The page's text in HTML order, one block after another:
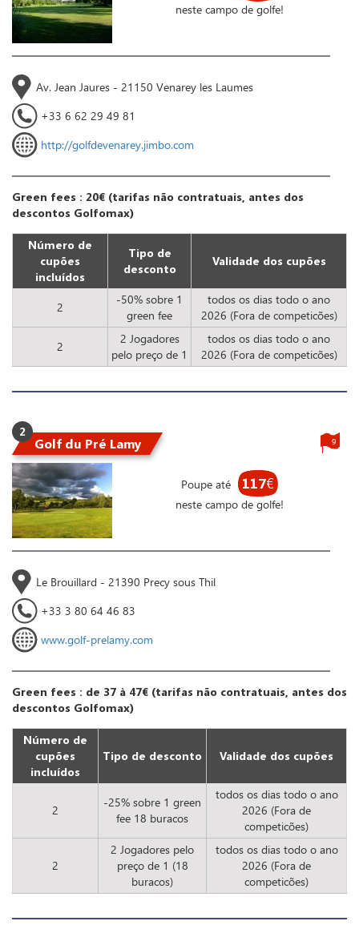
neste campo de golfe!
Av. Jean Jaures - 21150 Venarey les Laumes
+33 6 62 29 49 81
http://golfdevenarey.jimbo.com
Green fees : 20€ (tarifas não contratuais, antes dos
descontos Golfomax)
Número de
cupões
incluídos
Tipo de
desconto
Validade dos cupões
2
-50% sobre 1
green fee
todos os dias todo o ano
2026 (Fora de competicões)
2
2 Jogadores
pelo preço de 1
todos os dias todo o ano
2026 (Fora de competicões)
2
Golf du Pré Lamy
Poupe até 117€
neste campo de golfe!
9
Le Brouillard - 21390 Precy sous Thil
+33 3 80 64 46 83
www.golf-prelamy.com
Green fees : de 37 à 47€ (tarifas não contratuais, antes dos
descontos Golfomax)
Número de
cupões
incluídos
Tipo de desconto Validade dos cupões
2
-25% sobre 1 green
fee 18 buracos
todos os dias todo o ano
2026 (Fora de
competicões)
2
2 Jogadores pelo
preço de 1 (18
buracos)
todos os dias todo o ano
2026 (Fora de
competicões)